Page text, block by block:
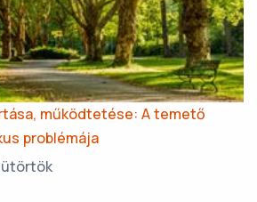
működtetése: A temető
problémája